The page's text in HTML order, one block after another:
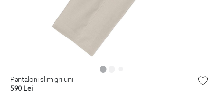
pantaloni slim gri uni
590 Lei